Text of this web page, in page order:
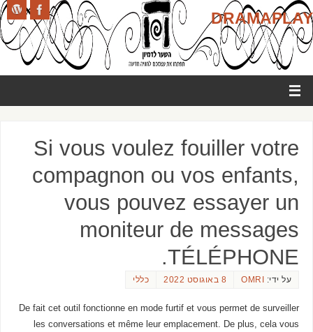
DRAMAPLAY
Si vous voulez fouiller votre
compagnon ou vos enfants,
vous pouvez essayer un
moniteur de messages
TÉLÉPHONE.
על ידי: OMRI 8 באוגוסט 2022 כללי
De fait cet outil fonctionne en mode furtif et vous permet de surveiller
les conversations et même leur emplacement. De plus, cela vous